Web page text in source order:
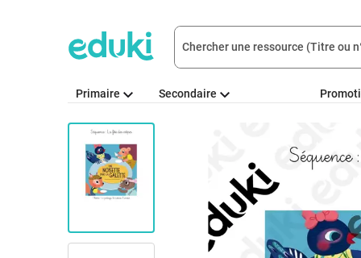
Primaire Secondaire